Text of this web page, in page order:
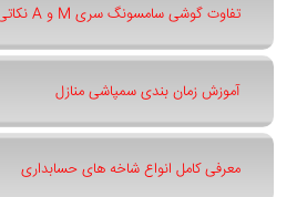
تفاوت گوشی سامسونگ سری ‏M‏ و ‏A نکاتی که باید بدانیم
آموزش زمان بندی سمپاشی منازل
معرفی کامل انواع شاخه های حسابداری